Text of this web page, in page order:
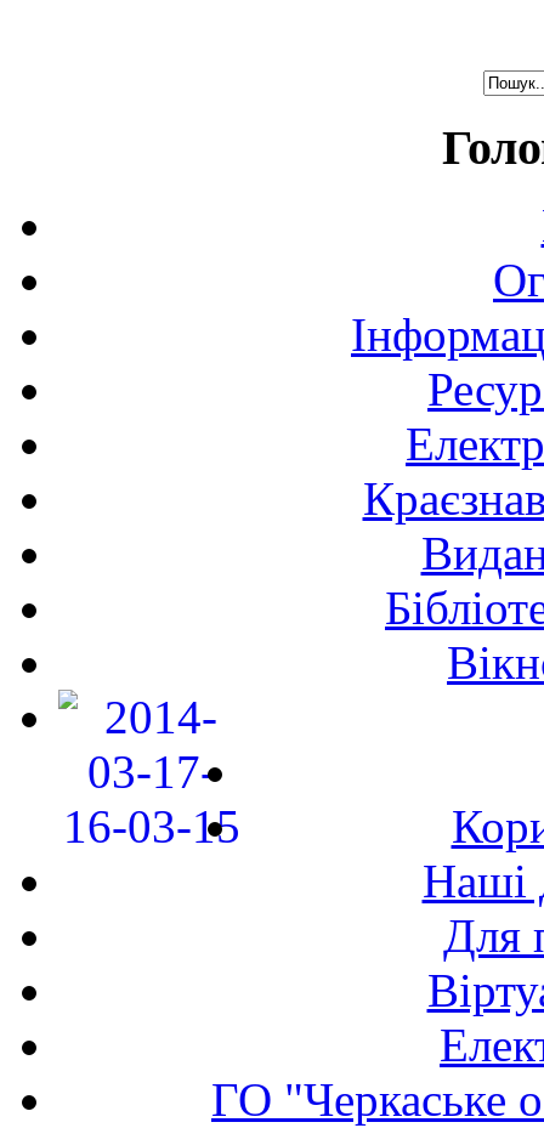
Наші
Для
ГО "Черкаське